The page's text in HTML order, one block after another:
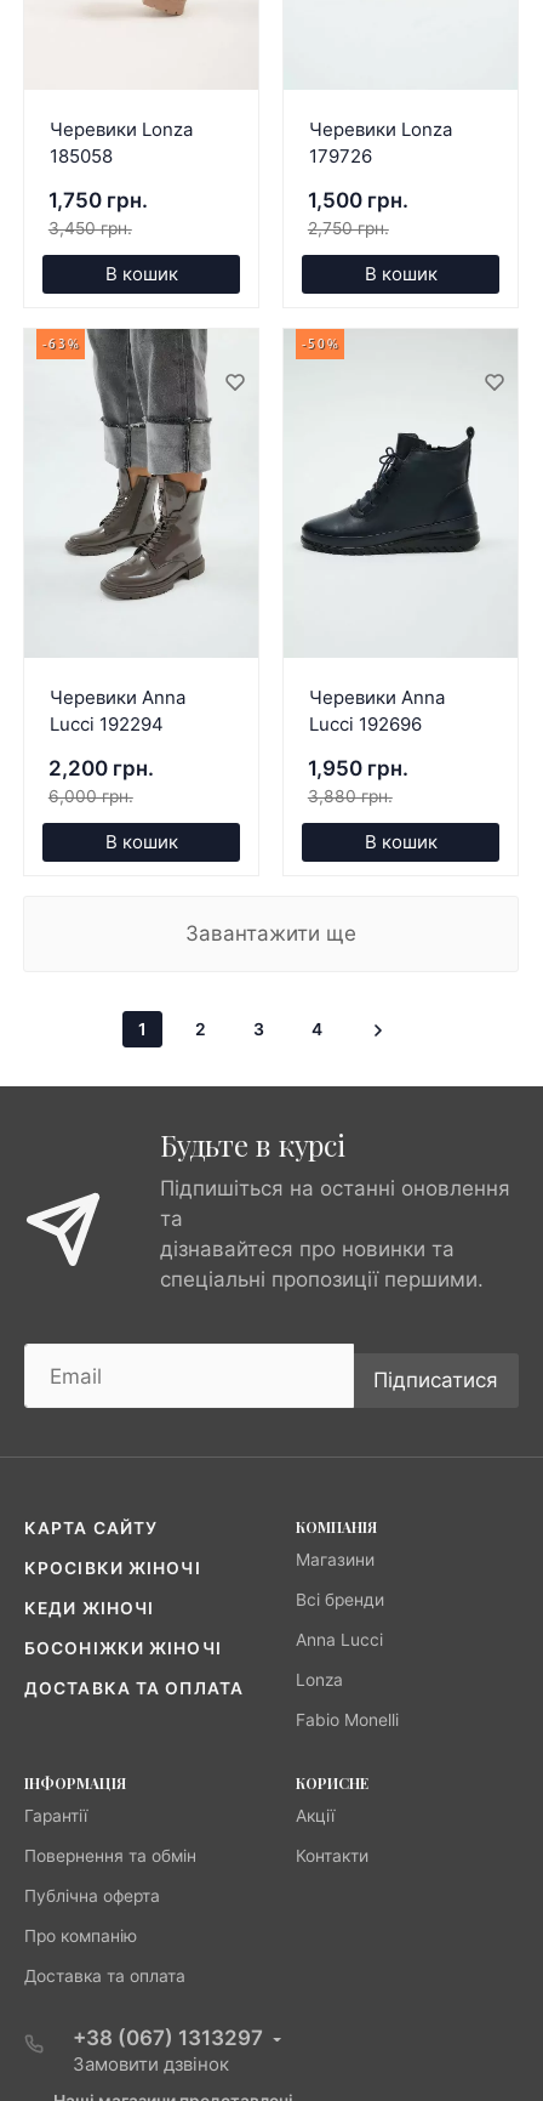
Черевики Lonza
185058
1,750 грн.
3,450 грн.
В кошик
Черевики Lonza
179726
1,500 грн.
2,750 грн.
В кошик
-63%
Черевики Anna
Lucci 192294
2,200 грн.
6,000 грн.
В кошик
-50%
Черевики Anna
Lucci 192696
1,950 грн.
3,880 грн.
В кошик
Завантажити ще
1 2 3 4
Будьте в курсі
Підпишіться на останні оновлення
та
дізнавайтеся про новинки та
спеціальні пропозиції першими.
Підписатися
КАРТА САЙТУ
КРОСІВКИ ЖІНОЧІ
КЕДИ ЖІНОЧІ
БОСОНІЖКИ ЖІНОЧІ
ДОСТАВКА ТА ОПЛАТА
КОМПАНІЯ
Магазини
Всі бренди
Anna Lucci
Lonza
Fabio Monelli
ІНФОРМАЦІЯ
Гарантії
Повернення та обмін
Публічна оферта
Про компанію
Доставка та оплата
КОРИСНЕ
Акції
Контакти
+38 (067) 1313297
Замовити дзвінок